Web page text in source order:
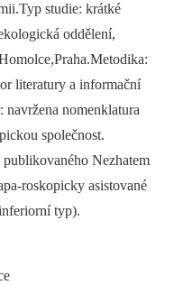
studie: krátké
oddělení,
literatury a informační
nomenklatura
společnost.
Nezhatem
roskopicky asistované
typ).